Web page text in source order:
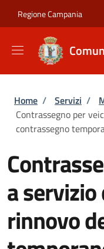
Regione Campania
Briciole di
Home / Servizi /
Contrassegno per
contrassegno
a
rinnovo